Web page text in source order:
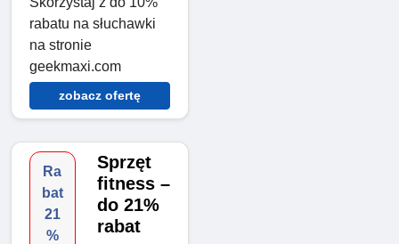
rabatu na słuchawki
na stronie
geekmaxi.com
zobacz ofertę
Ra
bat
21
%
Sprzęt
fitness –
do 21%
rabat